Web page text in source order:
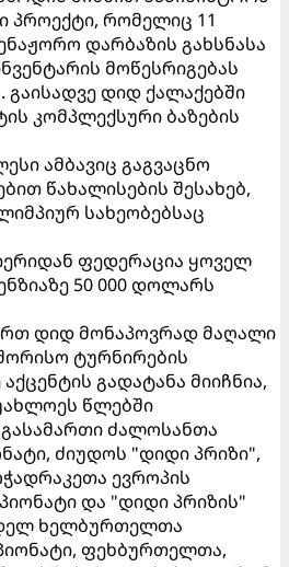
პროექტი, რომელიც 11
დარბაზის გახსნასა
მოწესრიგებას
გაისადვე დიდ ქალაქებში
კომპლექსური ბაზების
ამბავიც გაგვაცნო
წახალისების შესახებ,
სახეობებსაც
ფედერაცია ყოველ
50 000 დოლარს
დიდ მონაპოვრად მაღალი
ტურნირების
გადატანა მიიჩნია,
წლებში
ძალოსანთა
ძიუდოს "დიდი პრიზი",
ევროპის
და "დიდი პრიზის"
ხელბურთელთა
ფეხბურთელთა,